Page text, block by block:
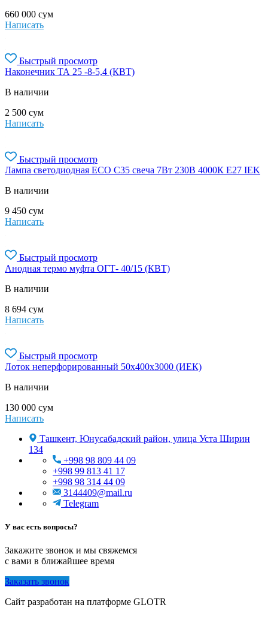
660 000 сум
Написать
Быстрый просмотр
Наконечник ТА 25 -8-5,4 (КВТ)
В наличии
2 500 сум
Написать
Быстрый просмотр
Лампа светодиодная ECO C35 свеча 7Вт 230В 4000К E27 IEK
В наличии
9 450 сум
Написать
Быстрый просмотр
Анодная термо муфта ОГТ- 40/15 (КВТ)
В наличии
8 694 сум
Написать
Быстрый просмотр
Лоток неперфорированный 50х400х3000 (ИЕК)
В наличии
130 000 сум
Написать
Ташкент, Юнусабадский район, улица Уста Ширин
134
+998 98 809 44 09
+998 99 813 41 17
+998 98 314 44 09
3144409@mail.ru
Telegram
У вас есть вопросы?
Закажите звонок и мы свяжемся
с вами в ближайшее время
Заказать звонок
Сайт разработан на платформе GLOTR